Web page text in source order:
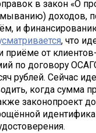
в закон «О
доходов,
и
, что
приёме от
по договору
рублей. Сейчас
когда сумма
законопроект